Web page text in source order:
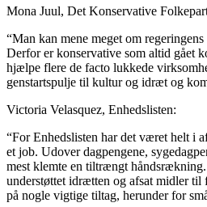
Mona Juul, Det Konservative
“Man kan mene meget om
Derfor er konservative som altid gået
hjælpe flere de facto lukkede
genstartspulje til kultur og idræt og
Victoria Velasquez, Enhedslisten:
“For Enhedslisten har det været helt i
et job. Udover dagpengene,
mest klemte en tiltrængt
understøttet idrætten og afsat midler til
på nogle vigtige tiltag, herunder for